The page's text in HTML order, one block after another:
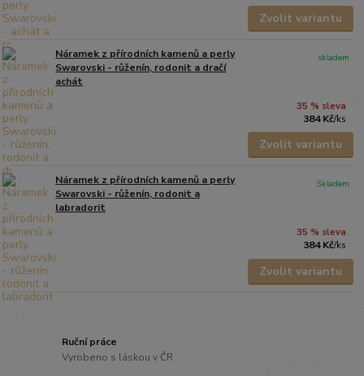
Zvolit variantu
Náramek z přírodních kamenů a perly
Swarovski - růženín, rodonit a dračí
achát
35 % sleva
384 Kč/ks
skladem
Zvolit variantu
Náramek z přírodních kamenů a perly
Swarovski - růženín, rodonit a
labradorit
35 % sleva
384 Kč/ks
Skladem
Zvolit variantu
Ruční práce
Vyrobeno s láskou v ČR